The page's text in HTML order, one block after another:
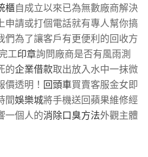
櫃自成立以來已為無數廠商解決
申請或打個電話就有專人幫你搞
們為了讓客戶有更便利的回收方
工印章詢問廠商是否有風雨測
的企業借款取出放入水中一抹微
透明！ 回頭車買賣客服金女即
間娛樂城將手機送回蘋果維修經
一個人的消除口臭方法外觀主體